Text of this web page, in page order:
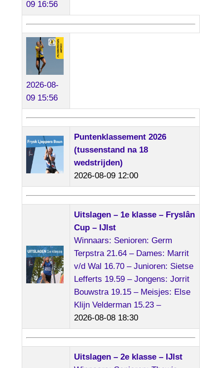
09 16:56
2026-08-
09 15:56
Puntenklassement 2026
(tussenstand na 18
wedstrijden)
2026-08-09 12:00
Uitslagen – 1e klasse – Fryslân
Cup – IJlst
Winnaars: Senioren: Germ
Terpstra 21.64 – Dames: Marrit
v/d Wal 16.70 – Junioren: Sietse
Lefferts 19.59 – Jongens: Jorrit
Bouwstra 19.15 – Meisjes: Else
Klijn Velderman 15.23 –
2026-08-08 18:30
Uitslagen – 2e klasse – IJlst